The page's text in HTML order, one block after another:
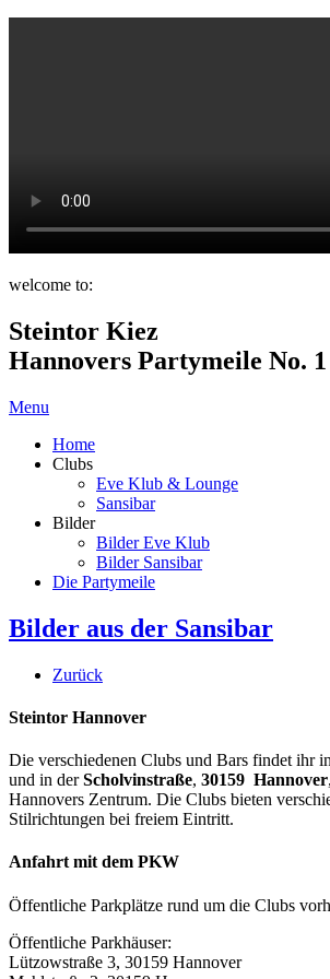
welcome to:
Steintor Kiez
Hannovers Partymeile No. 1
Menu
Home
Clubs
Eve Klub & Lounge
Sansibar
Bilder
Bilder Eve Klub
Bilder Sansibar
Die Partymeile
Bilder aus der Sansibar
Zurück
Steintor Hannover
Die verschiedenen Clubs und Bars findet ihr
und in derScholvinstraße, 30159 Hannover
Hannovers Zentrum. Die Clubs bieten
Stilrichtungen bei freiem Eintritt.
Anfahrt mit dem PKW
Öffentliche Parkplätze rund um die Clubs
Öffentliche Parkhäuser:
Lützowstraße 3, 30159 Hannover